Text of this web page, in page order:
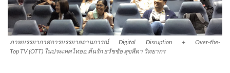
ภาพบรรยากาศการบรรยายถานการณ์ Digital Disruption + Over-the-
Top TV (OTT) ในประเทศไทยอ.ต้นรัก ธวัชชัย สุขสีดา วิทยากร